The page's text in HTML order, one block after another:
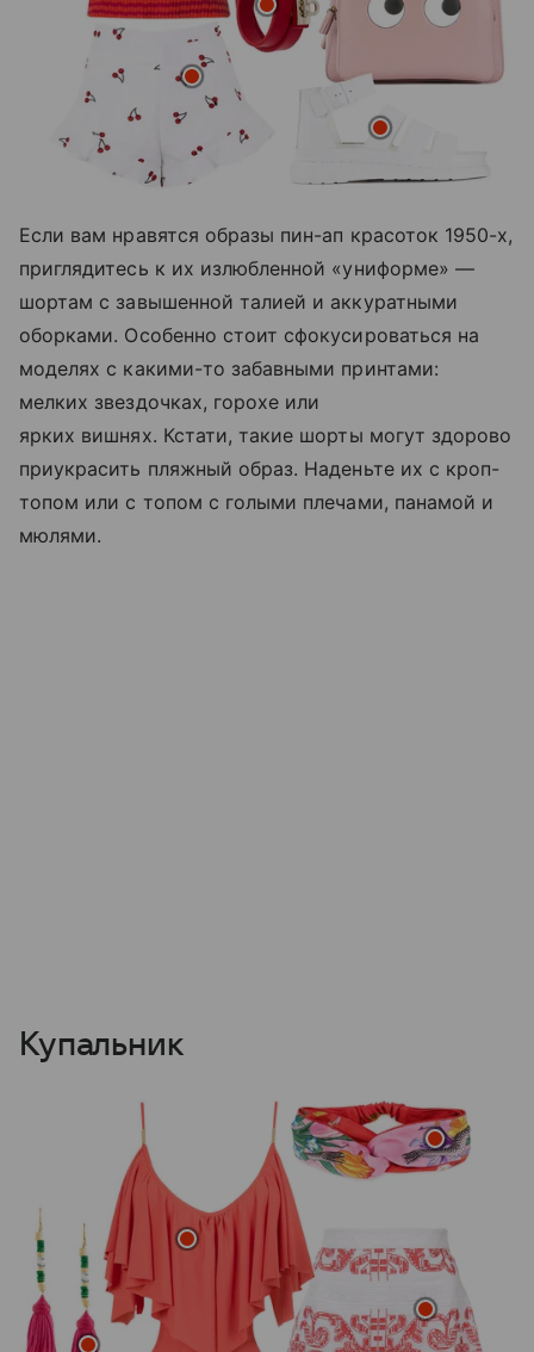
Если вам нравятся образы пин-ап красоток 1950-х,
приглядитесь к их излюбленной «униформе» —
шортам с завышенной талией и аккуратными
оборками. Особенно стоит сфокусироваться на
моделях с какими-то забавными принтами:
мелких звездочках, горохе или
ярких вишнях. Кстати, такие шорты могут здорово
приукрасить пляжный образ. Наденьте их с кроп-
топом или с топом с голыми плечами, панамой и
мюлями.
Купальник